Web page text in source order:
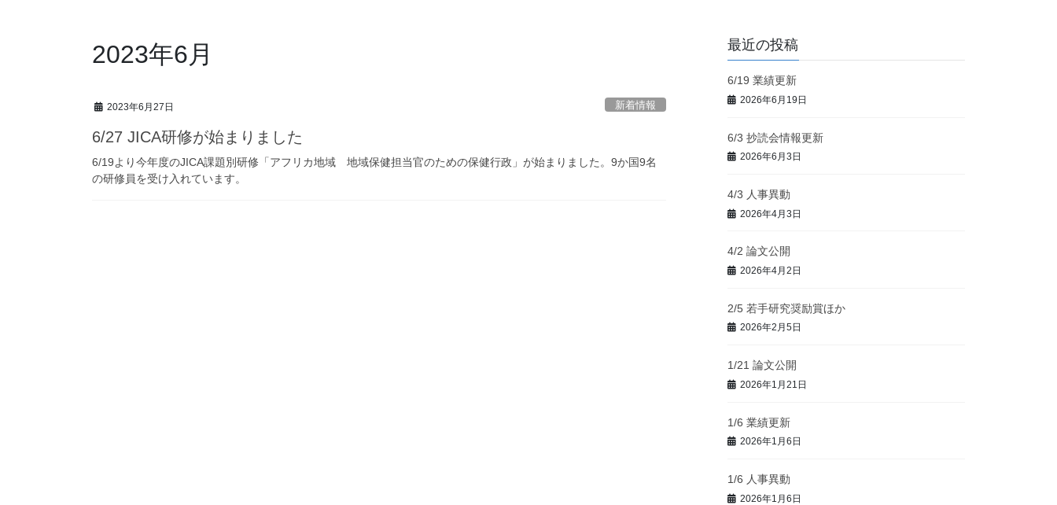
2023年6月
2023年6月27日 新着情報
6/27 JICA研修が始まりました
6/19より今年度のJICA課題別研修「アフリカ地域 地域保健担当官のための保健行政」が始まりました。9か国9名
の研修員を受け入れています。
最近の投稿
6/19 業績更新
2026年6月19日
6/3 抄読会情報更新
2026年6月3日
4/3 人事異動
2026年4月3日
4/2 論文公開
2026年4月2日
2/5 若手研究奨励賞ほか
2026年2月5日
1/21 論文公開
2026年1月21日
1/6 業績更新
2026年1月6日
1/6 人事異動
2026年1月6日